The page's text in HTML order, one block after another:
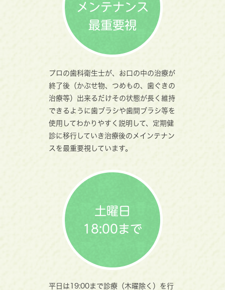
メンテナンス
最重要視
プロの歯科衛生士が、お口の中の治療が
終了後（かぶせ物、つめもの、歯ぐきの
治療等）出来るだけその状態が長く維持
できるように歯ブラシや歯間ブラシ等を
使用してわかりやすく説明して、定期健
診に移行していき治療後のメインテナン
スを最重要視しています。
土曜日
18:00まで
平日は19:00まで診療（木曜除く）を行